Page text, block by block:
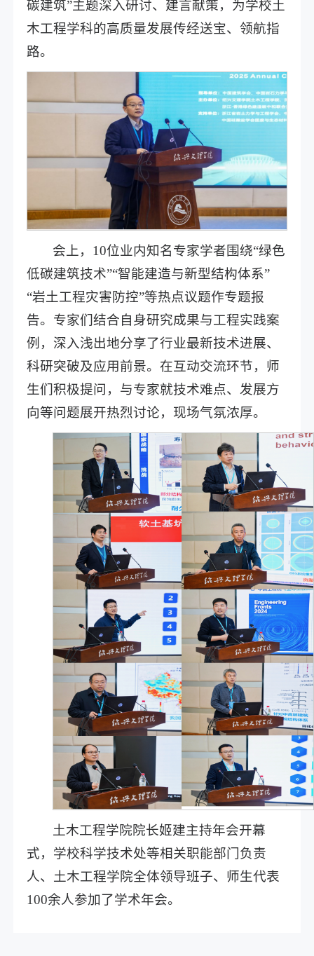
碳建筑”主题深入研讨、建言献策，为学校土
木工程学科的高质量发展传经送宝、领航指
路。
会上，10位业内知名专家学者围绕“绿色
低碳建筑技术”“智能建造与新型结构体系”
“岩土工程灾害防控”等热点议题作专题报
告。专家们结合自身研究成果与工程实践案
例，深入浅出地分享了行业最新技术进展、
科研突破及应用前景。在互动交流环节，师
生们积极提问，与专家就技术难点、发展方
向等问题展开热烈讨论，现场气氛浓厚。
土木工程学院院长姬建主持年会开幕
式，学校科学技术处等相关职能部门负责
人、土木工程学院全体领导班子、师生代表
100余人参加了学术年会。